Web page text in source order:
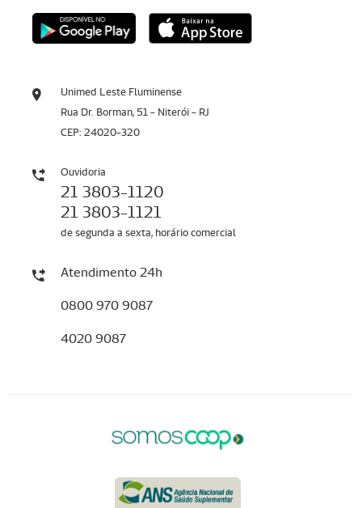
Unimed Leste Fluminense
Rua Dr. Borman, 51 - Niterói - RJ
CEP: 24020-320
Ouvidoria
21 3803-1120
21 3803-1121
de segunda a sexta, horário comercial
Atendimento 24h
0800 970 9087
4020 9087